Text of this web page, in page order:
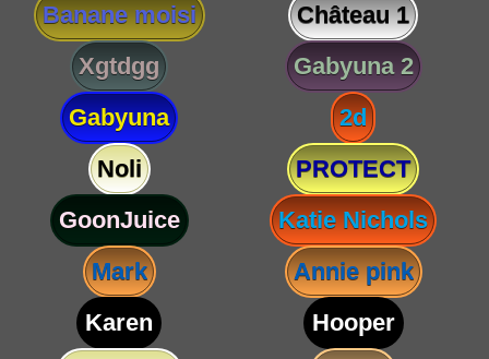
Banane moisi
Château 1
Xgtdgg
Gabyuna 2
Gabyuna
2d
Noli
PROTECT
GoonJuice
Katie Nichols
Mark
Annie pink
Karen
Hooper